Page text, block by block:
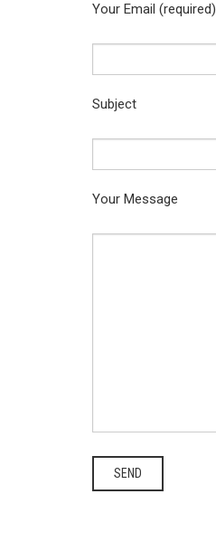
Your Email (required)
Subject
Your Message